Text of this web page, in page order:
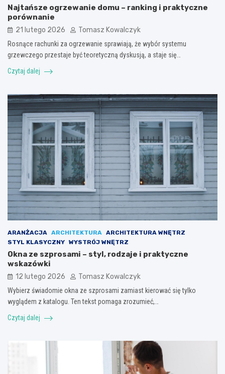
Najtańsze ogrzewanie domu – ranking i praktyczne
porównanie
21 lutego 2026 Tomasz Kowalczyk
Rosnące rachunki za ogrzewanie sprawiają, że wybór systemu
grzewczego przestaje być teoretyczną dyskusją, a staje się…
Czytaj dalej
ARANŻACJA ARCHITEKTURA ARCHITEKTURA WNĘTRZ
STYL KLASYCZNY WYSTRÓJ WNĘTRZ
Okna ze szprosami – styl, rodzaje i praktyczne
wskazówki
12 lutego 2026 Tomasz Kowalczyk
Wybierz świadomie okna ze szprosami zamiast kierować się tylko
wyglądem z katalogu. Ten tekst pomaga zrozumieć,…
Czytaj dalej